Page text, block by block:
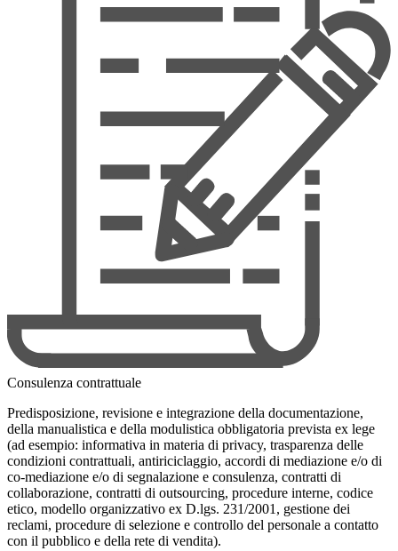
Consulenza contrattuale
Predisposizione, revisione e integrazione della documentazione,
della manualistica e della modulistica obbligatoria prevista ex lege
(ad esempio: informativa in materia di privacy, trasparenza delle
condizioni contrattuali, antiriciclaggio, accordi di mediazione e/o di
co-mediazione e/o di segnalazione e consulenza, contratti di
collaborazione, contratti di outsourcing, procedure interne, codice
etico, modello organizzativo ex D.lgs. 231/2001, gestione dei
reclami, procedure di selezione e controllo del personale a contatto
con il pubblico e della rete di vendita).